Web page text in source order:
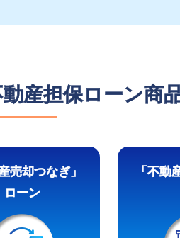
産担保ローン商
売却つなぎ」
ローン
「不動